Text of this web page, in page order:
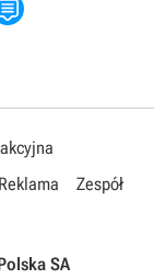
Reklama
Zespół
SA